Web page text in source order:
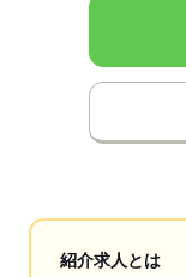
紹介求人とは